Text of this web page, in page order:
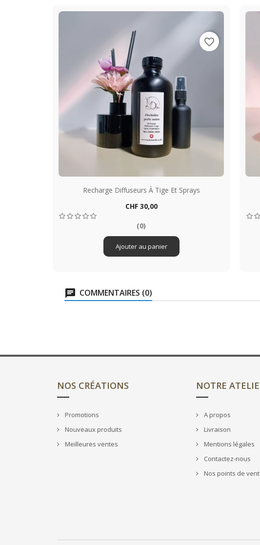
Aperçu rapide
Recharge Diffuseurs À Tige Et Sprays
Prix
CHF 30,00
(0)
Ajouter au panier
favorite_border
COMMENTAIRES (0)
NOS CRÉATIONS
Promotions
Nouveaux produits
Meilleures ventes
NOTRE
A propos
Livraison
Mentions légales
Contactez-nous
Nos points de